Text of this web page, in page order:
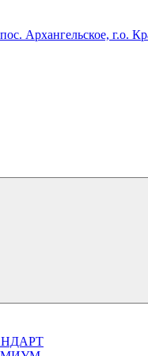
Архангельское, г.о.